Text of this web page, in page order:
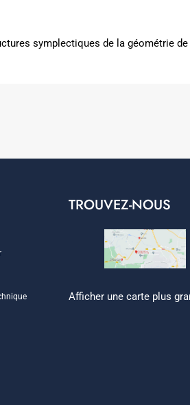
symplectiques de la géométrie
TROUVEZ-NOUS
Afficher une carte plus